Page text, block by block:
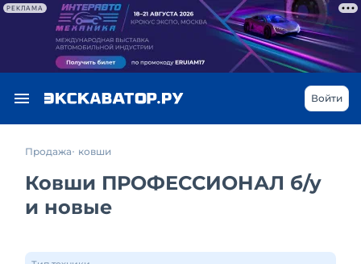
РЕКЛАМА
Войти
Продажа ковши
Ковши ПРОФЕССИОНАЛ б/у
и новые